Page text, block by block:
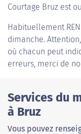
Courtage Bruz est
Habituellement
dimanche.
où chacun peut
erreurs, merci de
Services du
à Bruz
Vous pouvez